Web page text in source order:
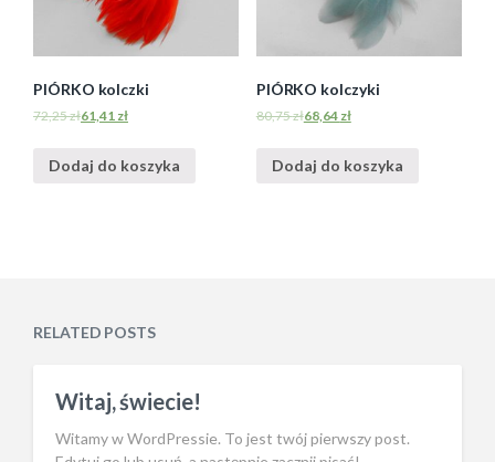
PIÓRKO kolczki
72,25zł61,41 zł
Dodaj do koszyka
PIÓRKO kolczyki
80,75zł68,64 zł
Dodaj do koszyka
RELATED POSTS
Witaj, świecie!
Witamy w WordPressie. To jest twój pierwszy post.